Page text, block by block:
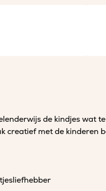
de kindjes wat
creatief met de kinderen